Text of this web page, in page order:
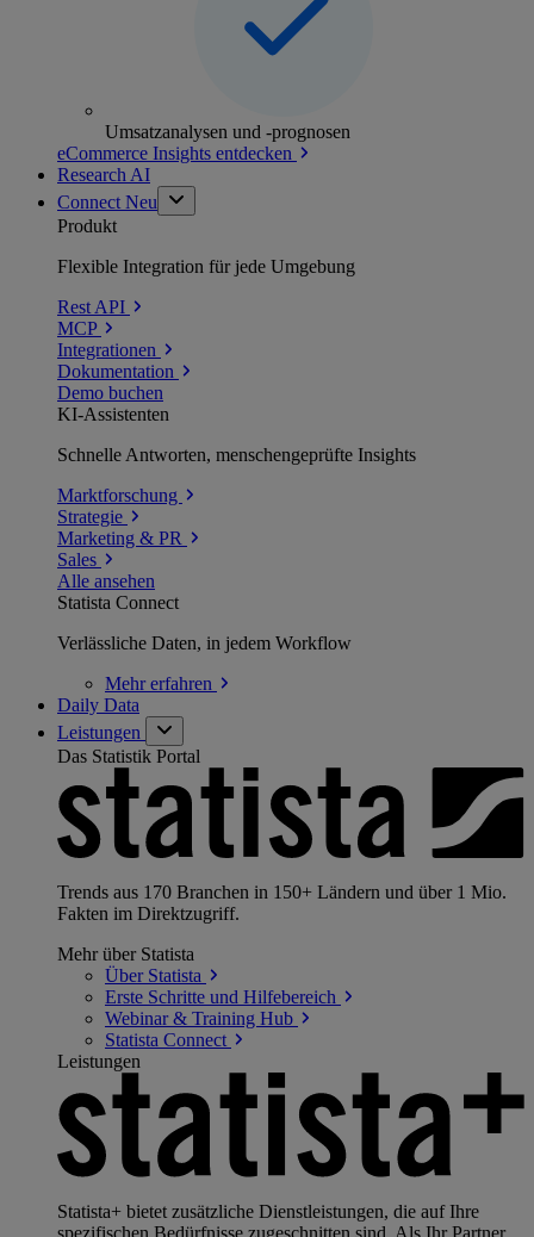
Umsatzanalysen und -prognosen
eCommerce Insights entdecken
Research AI
Connect Neu
Produkt
Flexible Integration für jede Umgebung
Rest API
MCP
Integrationen
Dokumentation
Demo buchen
KI-Assistenten
Schnelle Antworten, menschengeprüfte Insights
Marktforschung
Strategie
Marketing & PR
Sales
Alle ansehen
Statista Connect
Verlässliche Daten, in jedem Workflow
Mehrerfahren
Daily Data
Leistungen
Das Statistik Portal
Trends aus 170 Branchen in 150+ Ländern und über 1 Mio.
Fakten im Direktzugriff.
Mehr über Statista
Über Statista
Erste Schritte und Hilfebereich
Webinar & Training Hub
Statista Connect
Leistungen
Statista+ bietet zusätzliche Dienstleistungen, die auf Ihre
spezifischen Bedürfnisse zugeschnitten sind. Als Ihr Partner